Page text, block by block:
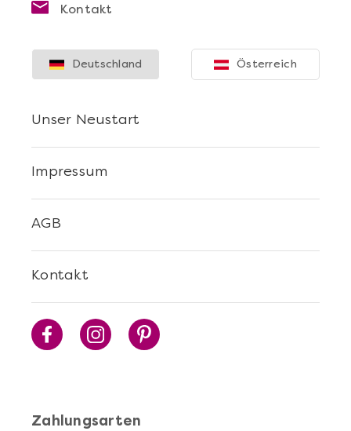
Kontakt
Zahlungsarten
Kontakt
AGB
Impressum
Unser Neustart
Deutschland Österreich